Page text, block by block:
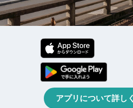
アプリについて詳し